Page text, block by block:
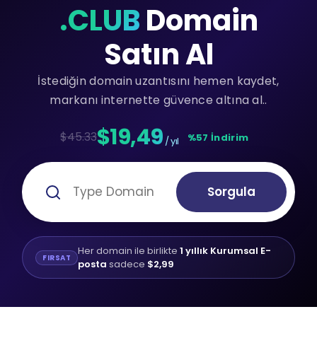
.CLUBDomain
Satın Al
İstediğin domain uzantısını hemen kaydet,
markanı internette güvence altına al..
$45.33$19,49 / yıl %57 İndirim
Sorgula
FIRSAT Her domain ile birlikte 1 yıllık Kurumsal E-
posta sadece $2,99